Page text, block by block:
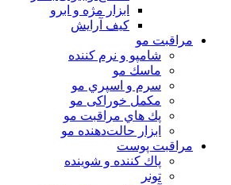
ابزار مژه و ابرو
کیف آرایش
مراقبت مو
شامپو و نرم كننده
ماسك مو
سرم و اسپري مو
مكمل خوراكی مو
پك هاي مراقبت مو
ابزار حالت‌دهنده مو
مراقبت پوست
پاك كننده و شوينده
تونر